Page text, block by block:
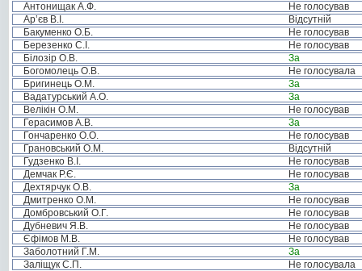
Антонищак А.Ф.
Не голосував
Ар’єв В.І.
Відсутній
Бакуменко О.Б.
Не голосував
Березенко С.І.
Не голосував
Білозір О.В.
За
Богомолець О.В.
Не голосувала
Бригинець О.М.
За
Вадатурський А.О.
За
Велікін О.М.
Не голосував
Герасимов А.В.
За
Гончаренко О.О.
Не голосував
Грановський О.М.
Відсутній
Гудзенко В.І.
Не голосував
Демчак Р.Є.
Не голосував
Дехтярчук О.В.
За
Дмитренко О.М.
Не голосував
Домбровський О.Г.
Не голосував
Дубневич Я.В.
Не голосував
Єфімов М.В.
Не голосував
Заболотний Г.М.
За
Заліщук С.П.
Не голосувала